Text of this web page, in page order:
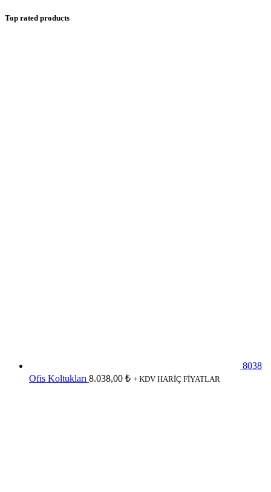
Top rated products
8038
Ofis Koltukları 8.038,00 ₺ + KDV HARİÇ FİYATLAR